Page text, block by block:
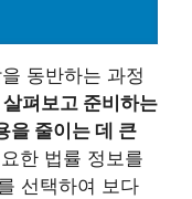
동반하는 과정
펴보고 준비하는
을 줄이는 데 큰
한 법률 정보를
선택하여 보다